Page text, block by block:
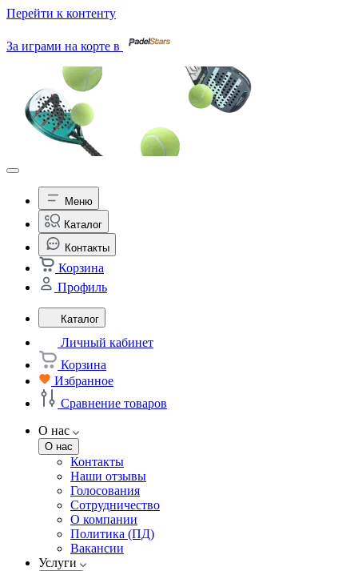
Перейти к контенту
За играми на корте в
Меню
Каталог
Контакты
Корзина
Профиль
Каталог
Личный кабинет
Корзина
Избранное
Сравнение товаров
О нас
О нас
Контакты
Наши отзывы
Голосования
Сотрудничество
О компании
Политика (ПД)
Вакансии
Услуги